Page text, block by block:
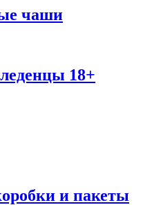
чаши
18+
и пакеты